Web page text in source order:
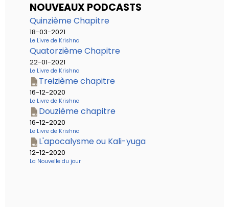
NOUVEAUX PODCASTS
Quinzième Chapitre
18-03-2021
Le Livre de Krishna
Quatorzième Chapitre
22-01-2021
Le Livre de Krishna
Treizième chapitre
16-12-2020
Le Livre de Krishna
Douzième chapitre
16-12-2020
Le Livre de Krishna
L'apocalysme ou Kali-yuga
12-12-2020
La Nouvelle du jour